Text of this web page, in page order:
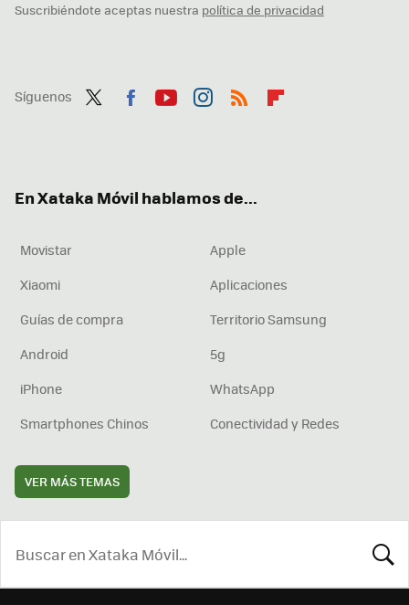
Suscribiéndote aceptas nuestra política de privacidad
Síguenos
En Xataka Móvil hablamos de...
Movistar
Apple
Xiaomi
Aplicaciones
Guías de compra
Territorio Samsung
Android
5g
iPhone
WhatsApp
Smartphones Chinos
Conectividad y Redes
VER MÁS TEMAS